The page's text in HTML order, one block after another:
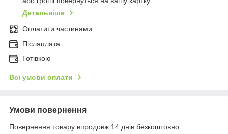
Детальніше
Оплатити частинами
Післяплата
Готівкою
Всі умови оплати
Умови повернення
Повернення товару впродовж 14 днів безкоштовно